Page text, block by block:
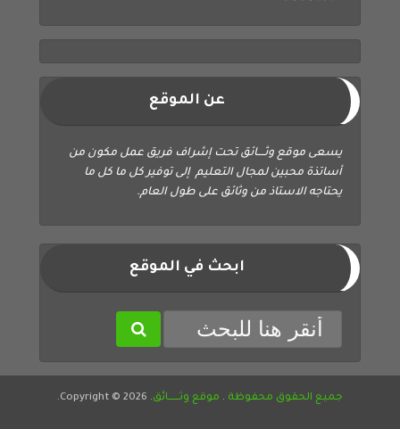
عن الموقع
يسعى موقع وثــــائق تحت إشراف فريق عمل مكون من
أساتذة محبين لمجال التعليم إلى توفير كل ما كل ما
يحتاجه الاستاذ من وثائق على طول العام.
ابحث في الموقع
جميع الحقوق محفوظة . موقع وثــــــائق. Copyright © 2026.